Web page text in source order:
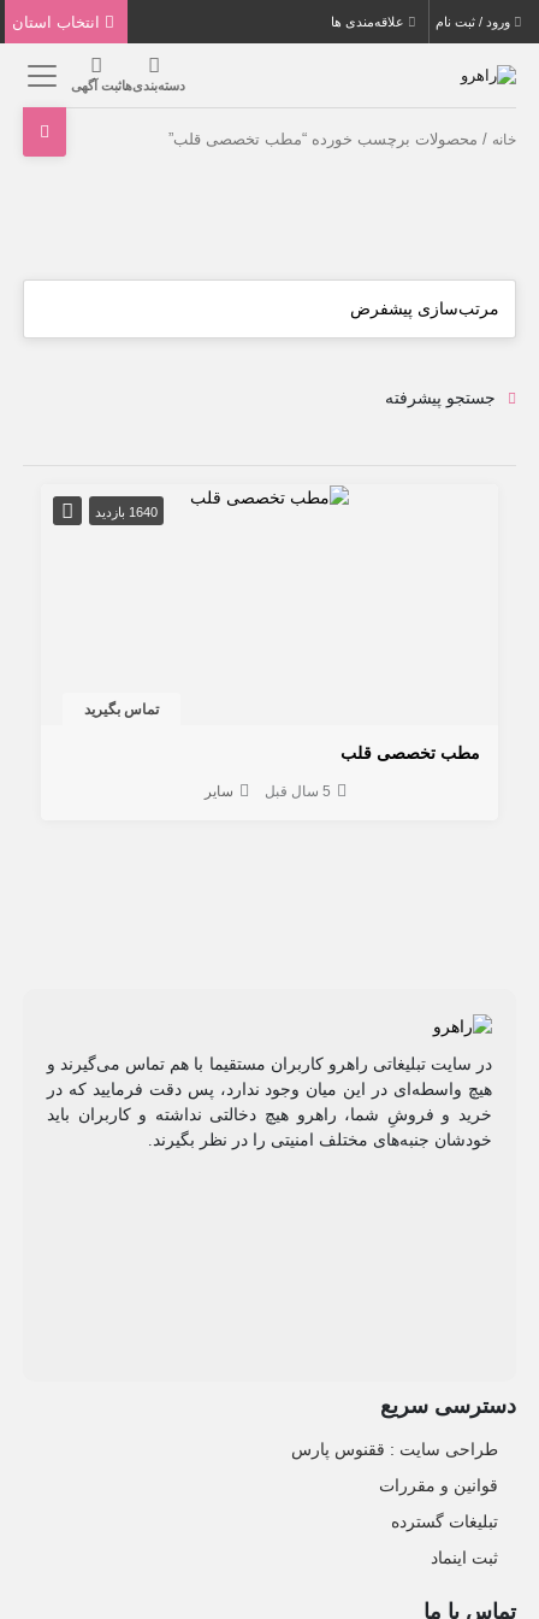
ورود / ثبت نام علاقه‌مندی ها
دسته‌بندی‌هاثبت آگهی
خانه / محصولات برچسب خورده “مطب تخصصی قلب”
جستجو پیشرفته
1640 بازدید
تماس بگیرید
مطب تخصصی قلب
5 سال قبل سایر
در سایت تبلیغاتی راهرو کاربران مستقیما با هم تماس می‌گیرند و
هیچ واسطه‌ای در این میان وجود ندارد، پس دقت فرمایید که در
خرید و فروشِ شما، راهرو هیچ دخالتی نداشته و کاربران باید
خودشان جنبه‌های مختلف امنیتی را در نظر بگیرند.
دسترسی سریع
طراحی سایت :‌ ققنوس پارس
قوانین و مقررات
تبلیغات گسترده
ثبت اینماد
تماس با ما